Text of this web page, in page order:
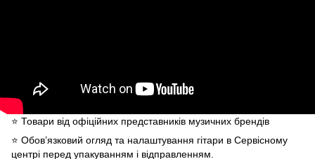
⭐️ Товари від офіційних представників музичних брендів
⭐️ Обов’язковий огляд та налаштування гітари в Сервісному
центрі перед упакуванням і відправленням.